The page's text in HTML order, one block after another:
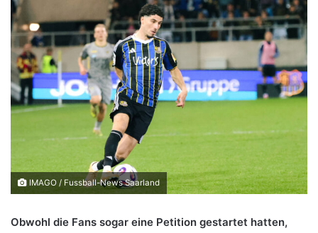
IMAGO / Fussball-News Saarland
Obwohl die Fans sogar eine Petition gestartet hatten,